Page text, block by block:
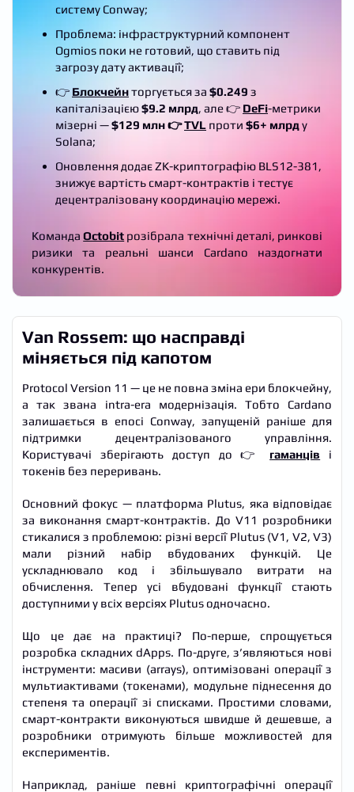
систему Conway;
Проблема: інфраструктурний компонент
Ogmios поки не готовий, що ставить під
загрозу дату активації;
👉 Блокчейнторгується за $0.249 з
капіталізацією$9.2 млрд, але 👉 DeFi-метрики
мізерні —$129 млн 👉TVL проти $6+ млрду
Solana;
Оновлення додає ZK-криптографію BLS12-381,
знижує вартість смарт-контрактів і тестує
децентралізовану координацію мережі.
КомандаOctobit розібрала технічні деталі, ринкові
ризики та реальні шанси Cardano наздогнати
конкурентів.
Van Rossem: що насправді
міняється під капотом
Protocol Version 11 — це не повна зміна ери блокчейну,
а так звана intra-era модернізація. Тобто Cardano
залишається в епосі Conway, запущеній раніше для
підтримки децентралізованого управління.
Користувачі зберігають доступ до 👉 гаманців і
токенів без переривань.
Основний фокус — платформа Plutus, яка відповідає
за виконання смарт-контрактів. До V11 розробники
стикалися з проблемою: різні версії Plutus (V1, V2, V3)
мали різний набір вбудованих функцій. Це
ускладнювало код і збільшувало витрати на
обчислення. Тепер усі вбудовані функції стають
доступними у всіх версіях Plutus одночасно.
Що це дає на практиці? По-перше, спрощується
розробка складних dApps. По-друге, з’являються нові
інструменти: масиви (arrays), оптимізовані операції з
мультиактивами (токенами), модульне піднесення до
степеня та операції зі списками. Простими словами,
смарт-контракти виконуються швидше й дешевше, а
розробники отримують більше можливостей для
експериментів.
Наприклад, раніше певні криптографічні операції